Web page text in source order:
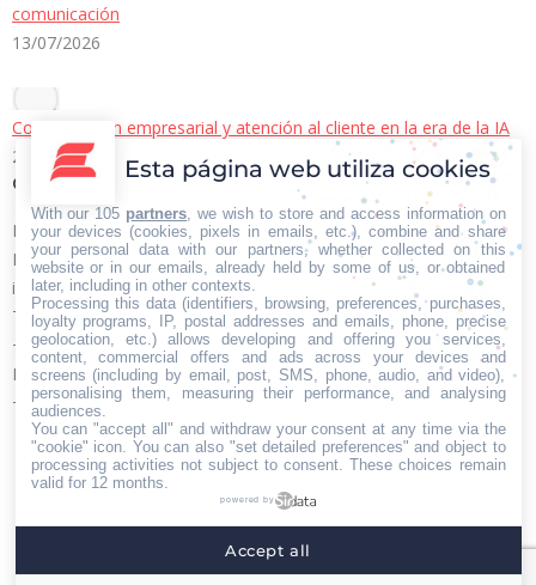
comunicación
13/07/2026
Comunicación empresarial y atención al cliente en la era de la IA
22/06/2026
Contacto Iberian Press
Principales vías de contacto:
E-mail:
info@iberianpress.es
Teléfono:
+34 911863556
Fax:
+34 911863556
Encuéntranos en:
Facebook
page
new
X
page
new
YouTube
page
new
Rss
page
new
Home Quiénes somos Servicios Contacto
Esta página web utiliza cookies
With our 105 partners , we wish to store and access information on
your devices (cookies, pixels in emails, etc.), combine and share
your personal data with our partners, whether collected on this
website or in our emails, already held by some of us, or obtained
later, including in other contexts.
Processing this data (identifiers, browsing, preferences, purchases,
loyalty programs, IP, postal addresses and emails, phone, precise
geolocation, etc.) allows developing and offering you services,
content, commercial offers and ads across your devices and
screens (including by email, post, SMS, phone, audio, and video),
personalising them, measuring their performance, and analysing
audiences.
You can "accept all" and withdraw your consent at any time via the
"cookie" icon . You can also "set detailed preferences" and object to
processing activities not subject to consent. These choices remain
valid for 12 months.
powered by
Accept all